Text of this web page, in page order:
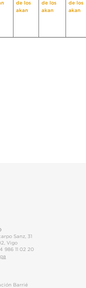
de los
akan
de los
akan
de los
akan
Sanz, 31
Vigo
986 11 02 20
Barrié